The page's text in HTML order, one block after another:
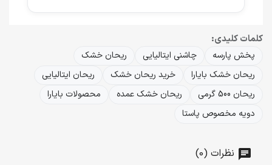
کلمات کلیدی:
پخش پارسه چاشنی ایتالیایی
ریحان خشک
ریحان خشک بایارا
خرید ریحان خشک
ریحان ایتالیایی
ریحان 500 گرمی
ریحان خشک عمده
محصولات بایارا
دویه مخصوص پاستا
نظرات (0)